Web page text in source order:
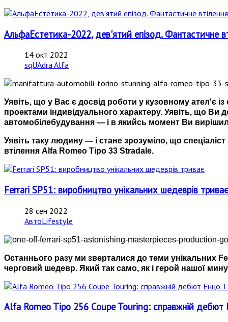
АльфаЕстетика-2022, дев'ятий епізод. Фантастичне
14 окт 2022
sqUAdra Alfa
Уявіть, що у Вас є досвід роботи у кузовному ател'є
проектами індивідуального характеру. Уявіть, що Ви
автомобілебудування — і в якийсь момент Ви
Уявіть таку людину — і стане зрозуміло, що
втілення Alfa Romeo Tipo 33 Stradale.
Ferrari SP51: виробництво унікальних шедеврів триває
28 сен 2022
АвтоLifestyle
Останнього разу ми зверталися до теми унікальних
черговий шедевр. Який так само, як і герой нашої
Alfa Romeo Tipo 256 Coupe Touring: справжній